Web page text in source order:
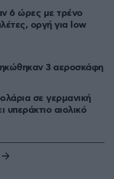
6 ώρες με τρένο
οργή για low
3 αεροσκάφη
σε γερμανική
υπεράκτιο αιολικό